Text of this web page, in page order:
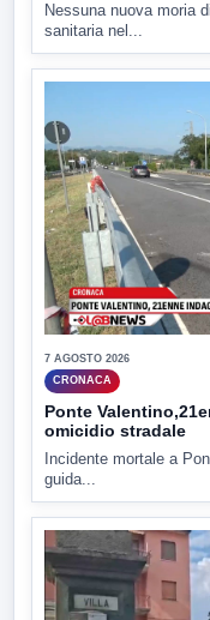
Nessuna nuova moria
sanitaria nel...
7 AGOSTO 2026
CRONACA
Ponte
omicidio stradale
Incidente mortale a
guida...